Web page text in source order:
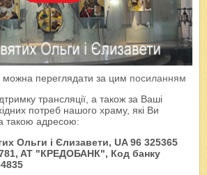
переглядати за цим посиланням
трансляції, а також за Ваші
потреб нашого храму, які Ви
такою адресою:
Ольги і Єлизавети, UA 96 325365
AT "КРЕДОБАНК", Код банку